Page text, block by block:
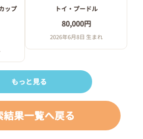
ップ
トイ・プードル
80,000円
2026年6月8日 生まれ
もっと見る
結果一覧へ戻る